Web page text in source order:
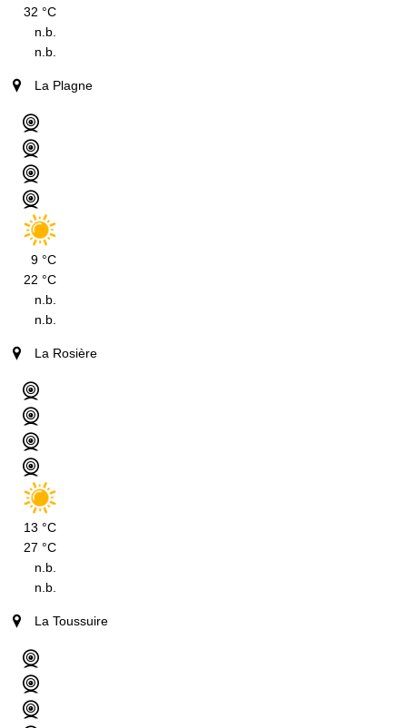
32 °C
n.b.
n.b.
La Plagne
9 °C
22 °C
n.b.
n.b.
La Rosière
13 °C
27 °C
n.b.
n.b.
La Toussuire